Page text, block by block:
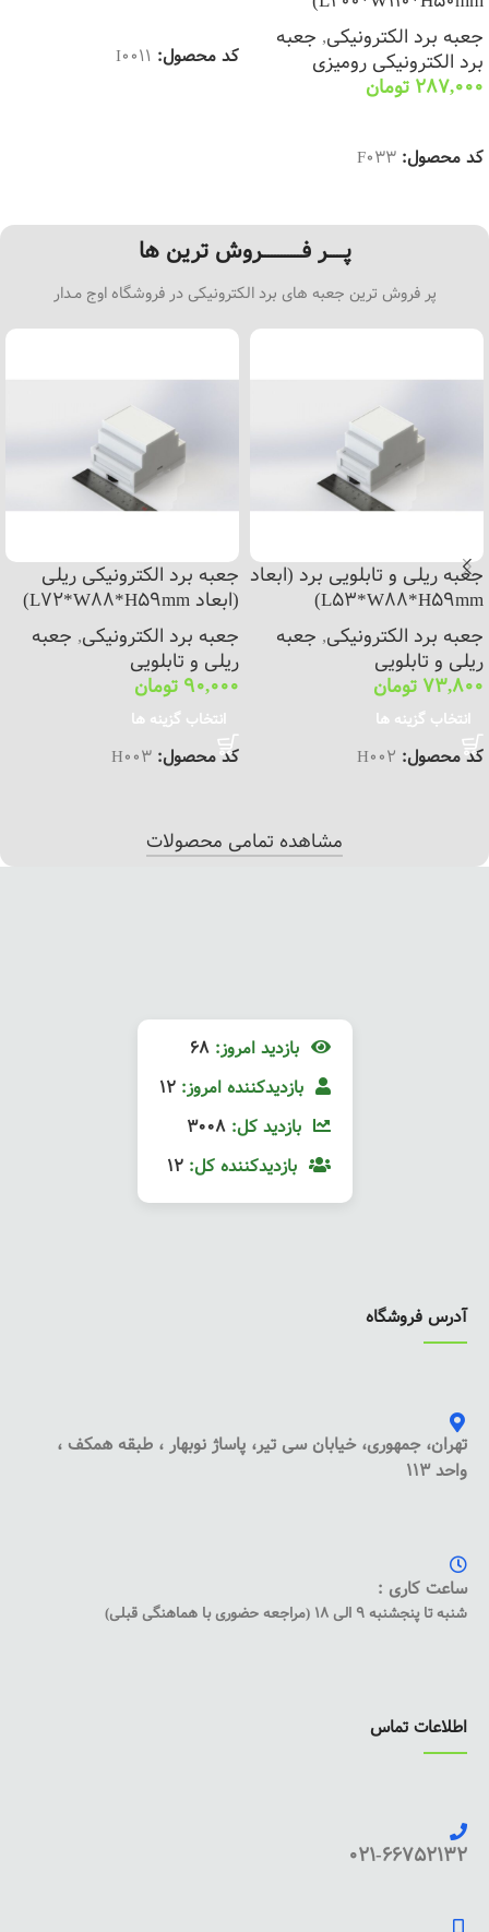
جعبه برد الکترونیکی, جعبه
برد الکترونیکی رومیزی
287,000 تومان
کد محصول: F033
کد محصول: I0011
پـــــر فــــــــــــروش ترین ها
پر فروش ترین جعبه های برد الکترونیکی در فروشگاه اوج مـدار
جعبه ریلی و تابلویی برد (ابعاد
L53*W88*H59mm)
جعبه برد الکترونیکی, جعبه
ریلی و تابلویی
73,800 تومان
انتخاب گزینه ها
کد محصول: H002
جعبه برد الکترونیکی ریلی
(ابعاد L72*W88*H59mm)
جعبه برد الکترونیکی, جعبه
ریلی و تابلویی
90,000 تومان
انتخاب گزینه ها
کد محصول: H003
مشاهده تمامی محصولات
بازدید امروز: 68
بازدیدکننده امروز: 12
بازدید کل: 3008
بازدیدکننده کل: 12
آدرس فروشگاه
تهران، جمهوری، خیابان سی تیر، پاساژ نوبهار ، طبقه همکف ،
واحد 113
ساعت کاری :
شنبه تا پنجشنبه 9 الی 18 (مراجعه حضوری با هماهنگی قبلی)
اطلاعات تماس
021-66752132